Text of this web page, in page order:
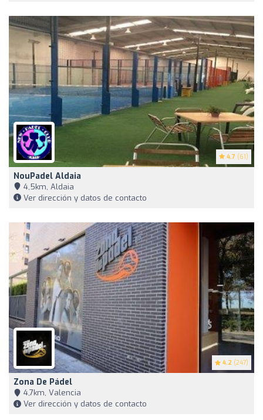
4.7 (61)
NouPadel Aldaia
4,5km, Aldaia
Ver dirección y datos de contacto
4.2 (247)
Zona De Pádel
4,7km, Valencia
Ver dirección y datos de contacto